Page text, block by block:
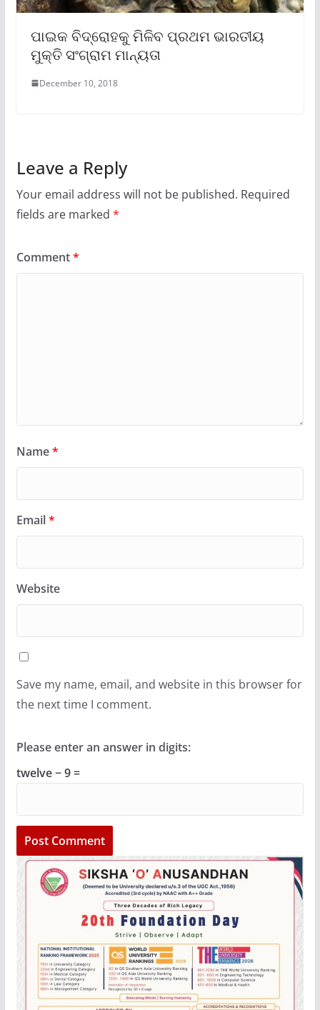
ପାଇକ ବିଦ୍ରୋହକୁ ମିଳିବ ପ୍ରଥମ ଭାରତୀୟ
ମୁକ୍ତି ସଂଗ୍ରାମ ମାନ୍ୟତା
December 10, 2018
Leave a Reply
Your email address will not be published. Required
fields are marked *
Comment*
Name*
Email*
Website
Save my name, email, and website in this browser for
the next time I comment.
Please enter an answer in digits:
twelve − 9 =